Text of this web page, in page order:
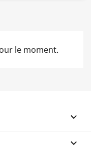
le moment.

